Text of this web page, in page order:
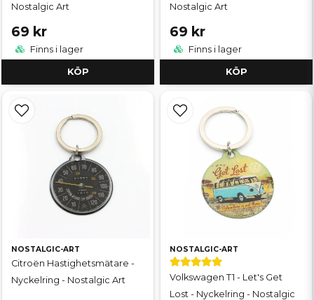
Nostalgic Art
69 kr
Finns i lager
KÖP
Nostalgic Art
69 kr
Finns i lager
KÖP
NOSTALGIC-ART
Citroën Hastighetsmätare -
Nyckelring - Nostalgic Art
NOSTALGIC-ART
Volkswagen T1 - Let's Get
Lost - Nyckelring - Nostalgic